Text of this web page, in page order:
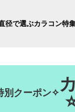
径で選ぶカラコン特
別クーポン✧